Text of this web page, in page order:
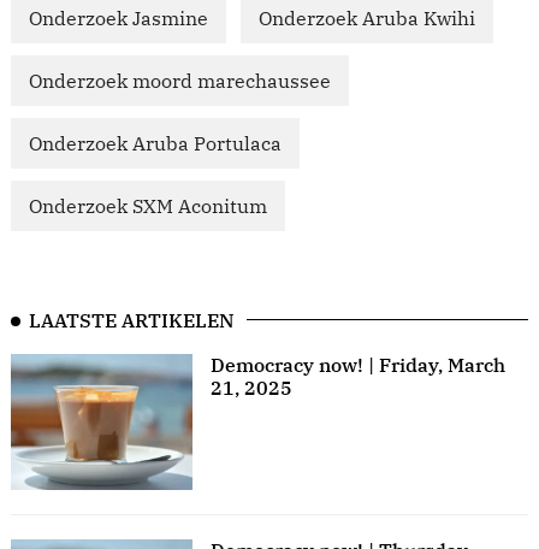
Onderzoek Jasmine Onderzoek Aruba Kwihi
Onderzoek moord marechaussee
Onderzoek Aruba Portulaca
Onderzoek SXM Aconitum
LAATSTE ARTIKELEN
Democracy now! | Friday, March
21, 2025